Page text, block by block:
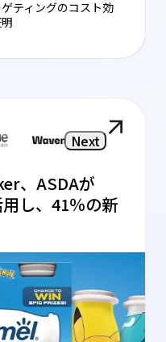
ティングのコスト効
Next
、ASDAが
し、41％の新